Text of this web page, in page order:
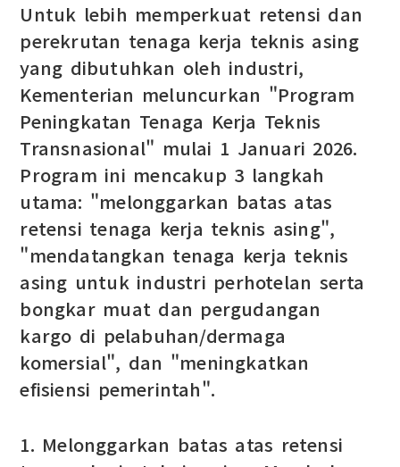
Untuk lebih memperkuat retensi dan
perekrutan tenaga kerja teknis asing
yang dibutuhkan oleh industri,
Kementerian meluncurkan "Program
Peningkatan Tenaga Kerja Teknis
Transnasional" mulai 1 Januari 2026.
Program ini mencakup 3 langkah
utama: "melonggarkan batas atas
retensi tenaga kerja teknis asing",
"mendatangkan tenaga kerja teknis
asing untuk industri perhotelan serta
bongkar muat dan pergudangan
kargo di pelabuhan/dermaga
komersial", dan "meningkatkan
efisiensi pemerintah".
1. Melonggarkan batas atas retensi